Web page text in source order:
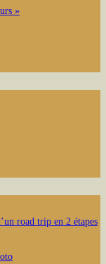
»
road trip en 2 étapes